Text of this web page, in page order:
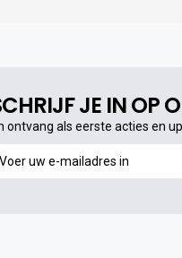
JE IN OP
ontvang als eerste acties en